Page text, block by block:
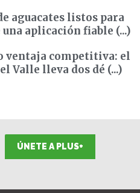
aguacates listos para
aplicación fiable (...)
ventaja competitiva: el
Valle lleva dos dé (...)
ÚNETE A PLUS+